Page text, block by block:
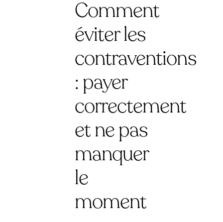
Comment
éviter les
contraventions
: payer
correctement
et ne pas
manquer
le
moment